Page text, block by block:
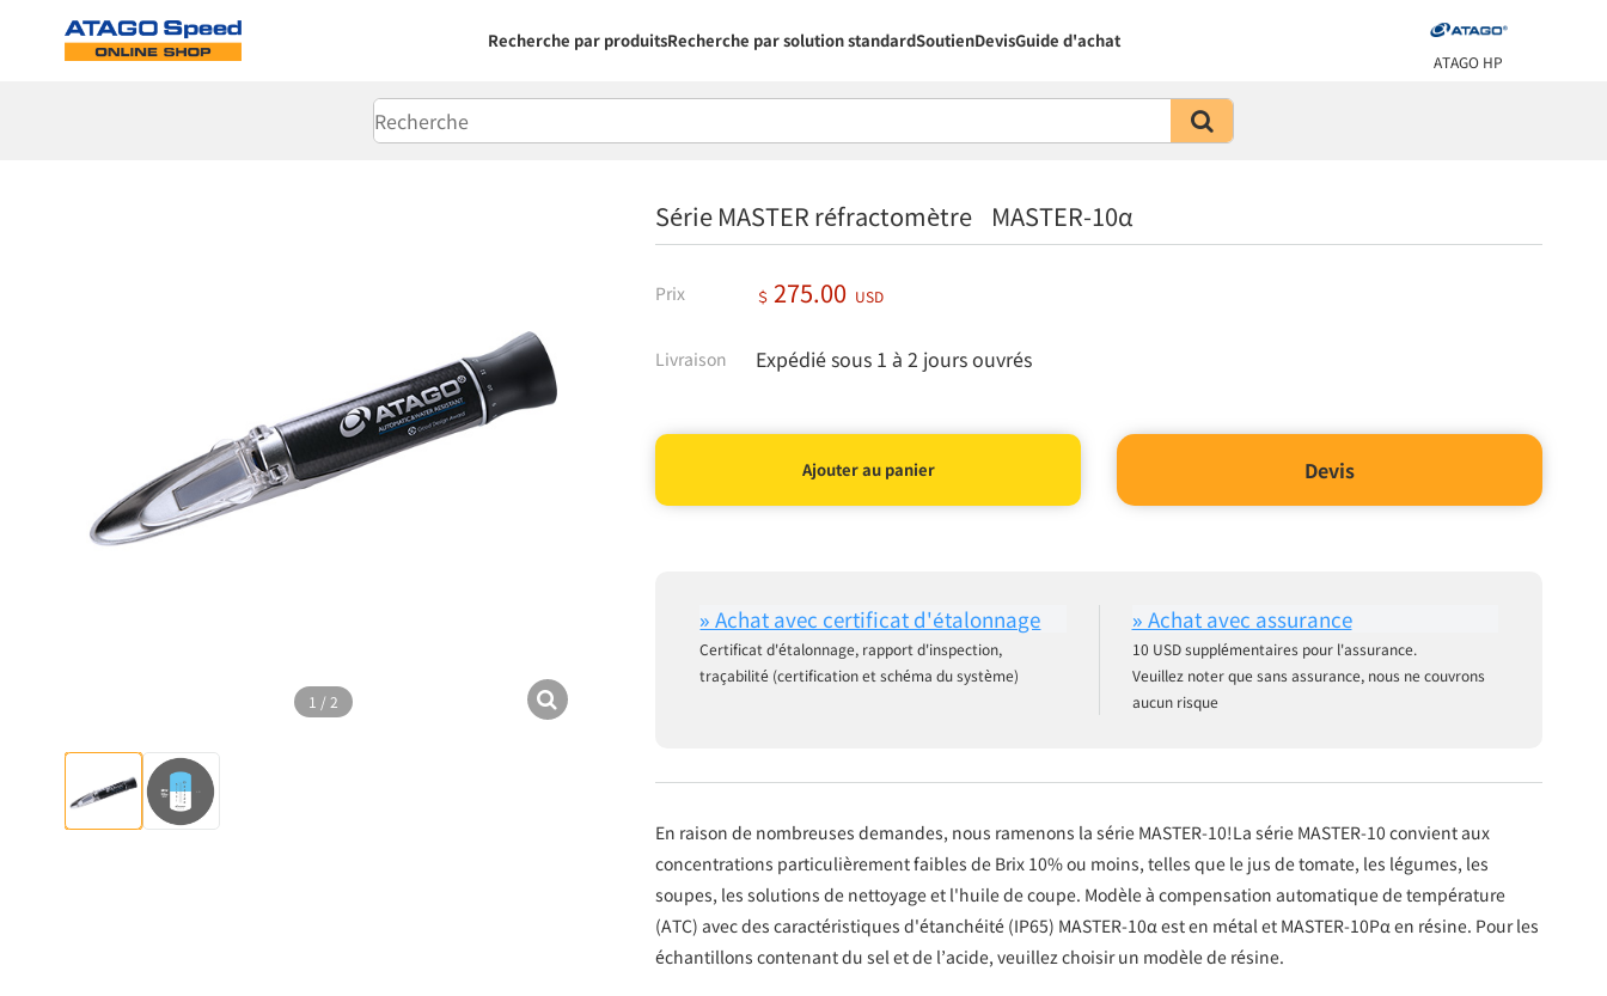
Recherche par produitsRecherche par solution standardSoutienDevisGuide d'achat
ATAGO HP
1 / 2
Série MASTER réfractomètre MASTER-10α
Prix ＄ 275.00 USD
Livraison Expédié sous 1 à 2 jours ouvrés
Devis
Certificat d'étalonnage, rapport d'inspection,
traçabilité (certification et schéma du système)
10 USD supplémentaires pour l'assurance.
Veuillez noter que sans assurance, nous ne couvrons
aucun risque
En raison de nombreuses demandes, nous ramenons la série MASTER-10!La série MASTER-10 convient aux
concentrations particulièrement faibles de Brix 10% ou moins, telles que le jus de tomate, les légumes, les
soupes, les solutions de nettoyage et l'huile de coupe. Modèle à compensation automatique de température
(ATC) avec des caractéristiques d'étanchéité (IP65) MASTER-10α est en métal et MASTER-10Pα en résine. Pour les
échantillons contenant du sel et de l’acide, veuillez choisir un modèle de résine.